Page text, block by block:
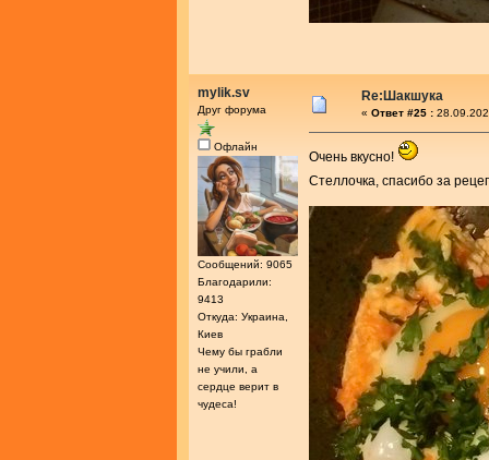
mylik.sv
Друг форума
Офлайн
Сообщений: 9065
Благодарили:
9413
Откуда: Украина,
Киев
Чему бы грабли
не учили, а
сердце верит в
чудеса!
Re:Шакшука
« Ответ #25 :
Очень вкусно!
Стеллочка, спасибо за